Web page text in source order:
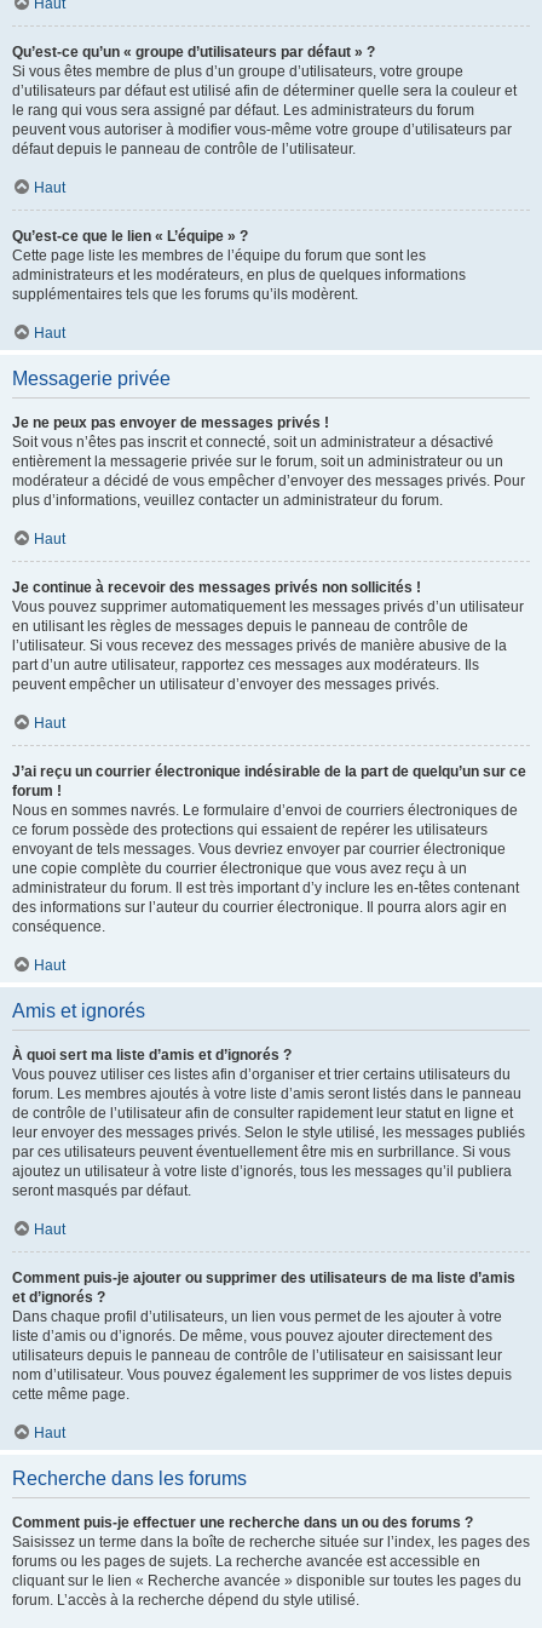
Haut
Qu’est-ce qu’un « groupe d’utilisateurs par défaut » ?
Si vous êtes membre de plus d’un groupe d’utilisateurs, votre groupe
d’utilisateurs par défaut est utilisé afin de déterminer quelle sera la couleur et
le rang qui vous sera assigné par défaut. Les administrateurs du forum
peuvent vous autoriser à modifier vous-même votre groupe d’utilisateurs par
défaut depuis le panneau de contrôle de l’utilisateur.
Haut
Qu’est-ce que le lien « L’équipe » ?
Cette page liste les membres de l’équipe du forum que sont les
administrateurs et les modérateurs, en plus de quelques informations
supplémentaires tels que les forums qu’ils modèrent.
Haut
Messagerie privée
Je ne peux pas envoyer de messages privés !
Soit vous n’êtes pas inscrit et connecté, soit un administrateur a désactivé
entièrement la messagerie privée sur le forum, soit un administrateur ou un
modérateur a décidé de vous empêcher d’envoyer des messages privés. Pour
plus d’informations, veuillez contacter un administrateur du forum.
Haut
Je continue à recevoir des messages privés non sollicités !
Vous pouvez supprimer automatiquement les messages privés d’un utilisateur
en utilisant les règles de messages depuis le panneau de contrôle de
l’utilisateur. Si vous recevez des messages privés de manière abusive de la
part d’un autre utilisateur, rapportez ces messages aux modérateurs. Ils
peuvent empêcher un utilisateur d’envoyer des messages privés.
Haut
J’ai reçu un courrier électronique indésirable de la part de quelqu’un sur ce
forum !
Nous en sommes navrés. Le formulaire d’envoi de courriers électroniques de
ce forum possède des protections qui essaient de repérer les utilisateurs
envoyant de tels messages. Vous devriez envoyer par courrier électronique
une copie complète du courrier électronique que vous avez reçu à un
administrateur du forum. Il est très important d’y inclure les en-têtes contenant
des informations sur l’auteur du courrier électronique. Il pourra alors agir en
conséquence.
Haut
Amis et ignorés
À quoi sert ma liste d’amis et d’ignorés ?
Vous pouvez utiliser ces listes afin d’organiser et trier certains utilisateurs du
forum. Les membres ajoutés à votre liste d’amis seront listés dans le panneau
de contrôle de l’utilisateur afin de consulter rapidement leur statut en ligne et
leur envoyer des messages privés. Selon le style utilisé, les messages publiés
par ces utilisateurs peuvent éventuellement être mis en surbrillance. Si vous
ajoutez un utilisateur à votre liste d’ignorés, tous les messages qu’il publiera
seront masqués par défaut.
Haut
Comment puis-je ajouter ou supprimer des utilisateurs de ma liste d’amis
et d’ignorés ?
Dans chaque profil d’utilisateurs, un lien vous permet de les ajouter à votre
liste d’amis ou d’ignorés. De même, vous pouvez ajouter directement des
utilisateurs depuis le panneau de contrôle de l’utilisateur en saisissant leur
nom d’utilisateur. Vous pouvez également les supprimer de vos listes depuis
cette même page.
Haut
Recherche dans les forums
Comment puis-je effectuer une recherche dans un ou des forums ?
Saisissez un terme dans la boîte de recherche située sur l’index, les pages des
forums ou les pages de sujets. La recherche avancée est accessible en
cliquant sur le lien « Recherche avancée » disponible sur toutes les pages du
forum. L’accès à la recherche dépend du style utilisé.